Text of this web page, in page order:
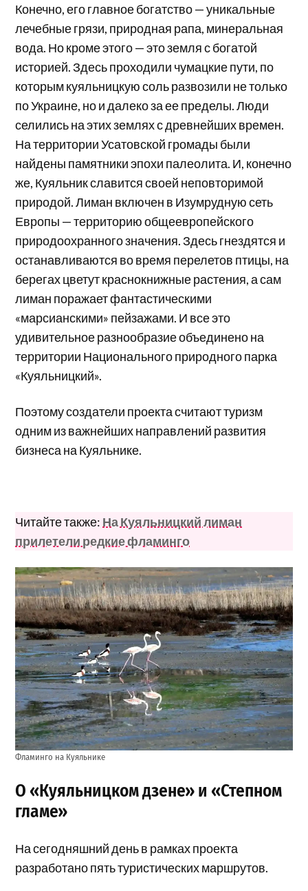
Конечно, его главное богатство — уникальные
лечебные грязи, природная рапа, минеральная
вода. Но кроме этого — это земля с богатой
историей. Здесь проходили чумацкие пути, по
которым куяльницкую соль развозили не только
по Украине, но и далеко за ее пределы. Люди
селились на этих землях с древнейших времен.
На территории Усатовской громады были
найдены памятники эпохи палеолита. И, конечно
же, Куяльник славится своей неповторимой
природой. Лиман включен в Изумрудную сеть
Европы — территорию общеевропейского
природоохранного значения. Здесь гнездятся и
останавливаются во время перелетов птицы, на
берегах цветут краснокнижные растения, а сам
лиман поражает фантастическими
«марсианскими» пейзажами. И все это
удивительное разнообразие объединено на
территории Национального природного парка
«Куяльницкий».
Поэтому создатели проекта считают туризм
одним из важнейших направлений развития
бизнеса на Куяльнике.
Читайте также: На Куяльницкий лиман
прилетели редкие фламинго
Фламинго на Куяльнике
О «Куяльницком дзене» и «Степном
гламе»
На сегодняшний день в рамках проекта
разработано пять туристических маршрутов.